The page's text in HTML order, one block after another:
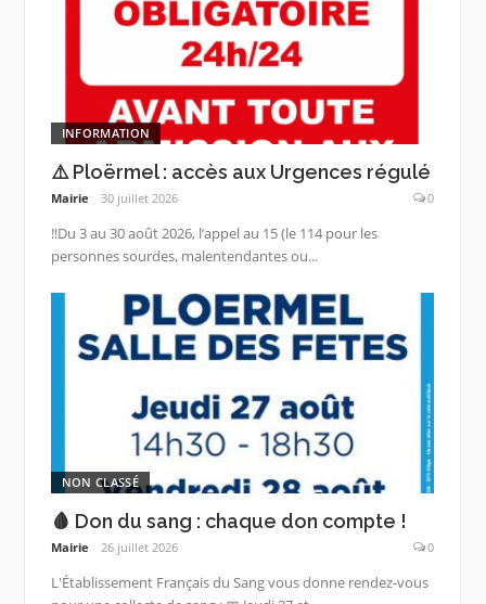
INFORMATION
⚠️ Ploërmel : accès aux Urgences régulé
Mairie 30 juillet 2026 0
‼️Du 3 au 30 août 2026, l’appel au 15 (le 114 pour les
personnes sourdes, malentendantes ou...
NON CLASSÉ
🩸 Don du sang : chaque don compte !
Mairie 26 juillet 2026 0
L'Établissement Français du Sang vous donne rendez-vous